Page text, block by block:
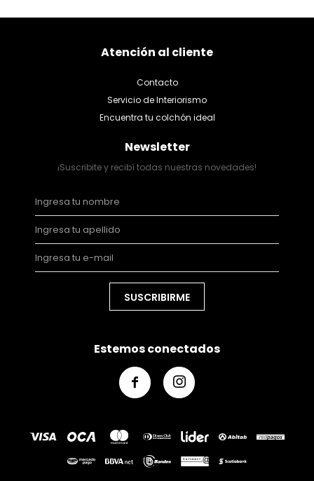
Atención al cliente
Contacto
Servicio de Interiorismo
Encuentra tu colchón ideal
Newsletter
¡Suscribite y recibí todas nuestras novedades!
SUSCRIBIRME
Estemos conectados
 